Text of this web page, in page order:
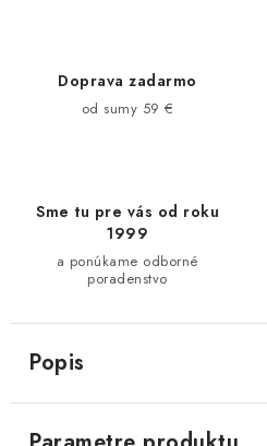
Doprava zadarmo
od sumy 59 €
Sme tu pre vás od roku
1999
a ponúkame odborné
poradenstvo
Popis